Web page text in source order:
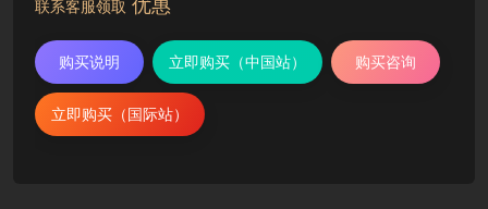
联系客服领取 优惠
购买说明 立即购买（中国站） 购买咨询
立即购买（国际站）